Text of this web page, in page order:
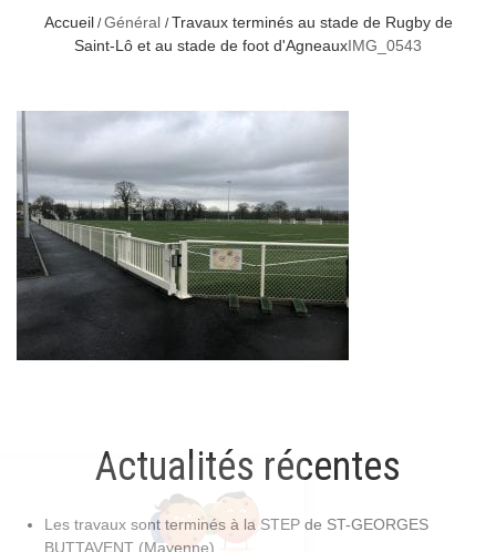
Accueil Général
Travaux terminés au stade de Rugby de
Saint-Lô et au stade de foot d'AgneauxIMG_0543
Actualités récentes
Les travaux sont terminés à la STEP de ST-GEORGES
BUTTAVENT (Mayenne)